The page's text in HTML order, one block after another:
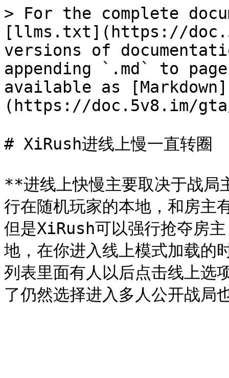
> For the complete
[llms.txt](https://
versions of
appending `.md` to
available as [Markdown]
(https://doc.5v8.im/
# XiRush进线上慢一直转圈
**进线上快慢主要取决于战局
行在随机玩家的本地，和房主
但是XiRush可以强行抢夺房
地，在你进入线上模式加载的
列表里面有人以后点击线上选